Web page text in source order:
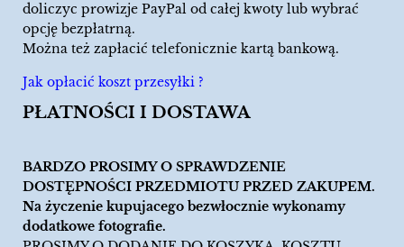
doliczyc prowizje PayPal od całej kwoty lub wybrać
opcję bezpłatrną.
Można też zapłacić telefonicznie kartą bankową.
Jak opłacić koszt przesyłki ?
PŁATNOŚCI I DOSTAWA
BARDZO PROSIMY O SPRAWDZENIE
DOSTĘPNOŚCI PRZEDMIOTU PRZED ZAKUPEM.
Na życzenie kupujacego bezwłocznie wykonamy
dodatkowe fotografie.